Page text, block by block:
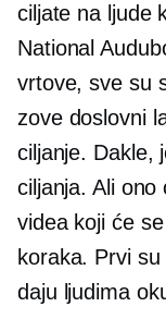
ciljate na ljude
National
vrtove, sve su
zove doslovni
ciljanje. Dakle,
ciljanja. Ali
videa koji će
koraka. Prvi
daju ljudima